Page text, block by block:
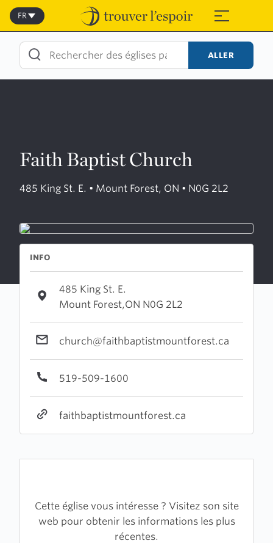
Skip
content
≡
FR
ALLER
Faith Baptist Church
485 King St. E. • Mount Forest, ON • N0G 2L2
INFO
485 King St. E.
Mount Forest,ON N0G 2L2
church@faithbaptistmountforest.ca
519-509-1600
faithbaptistmountforest.ca
Cette église vous intéresse ? Visitez son site
web pour obtenir les informations les plus
récentes.